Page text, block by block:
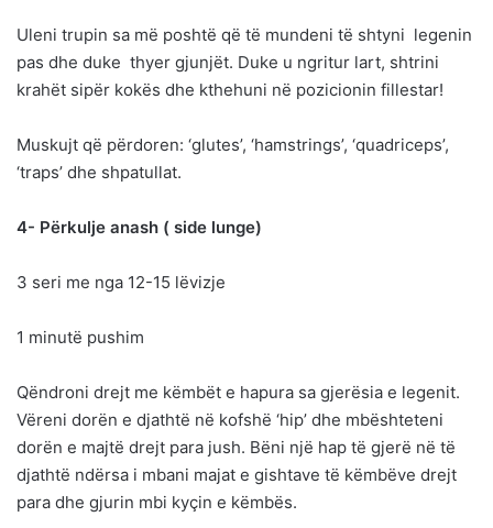
Uleni trupin sa më poshtë që të mundeni të shtyni legenin
pas dhe duke thyer gjunjët. Duke u ngritur lart, shtrini
krahët sipër kokës dhe kthehuni në pozicionin fillestar!
Muskujt që përdoren: ‘glutes’, ‘hamstrings’, ‘quadriceps’,
‘traps’ dhe shpatullat.
4- Përkulje anash ( side lunge)
3 seri me nga 12-15 lëvizje
1 minutë pushim
Qëndroni drejt me këmbët e hapura sa gjerësia e legenit.
Vëreni dorën e djathtë në kofshë ‘hip’ dhe mbështeteni
dorën e majtë drejt para jush. Bëni një hap të gjerë në të
djathtë ndërsa i mbani majat e gishtave të këmbëve drejt
para dhe gjurin mbi kyçin e këmbës.